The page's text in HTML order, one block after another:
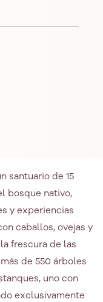
santuario de 15
bosque nativo,
y experiencias
caballos, ovejas y
frescura de las
de 550 árboles
uno con
exclusivamente